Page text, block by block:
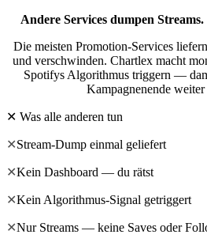
Andere Services dumpen Streams.
Die meisten Promotion-Services
und verschwinden. Chartlex macht
Spotifys Algorithmus triggern —
Kampagnenende weiter
✕ Was alle anderen tun
✕Stream-Dump einmal geliefert
✕Kein Dashboard — du rätst
✕Kein Algorithmus-Signal getriggert
✕Nur Streams — keine Saves oder